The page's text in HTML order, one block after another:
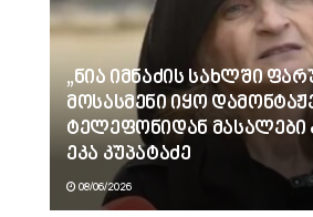
„ნია იმნაძის სახლში
მოსასმენი იყო
ტელეფონიდან მასალები
ეკა კუპატაძე
08/06/2026